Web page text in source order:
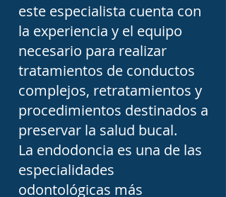
cuidadosamente los
conductos radiculares y
realiza un nuevo sellado
para aumentar las
probabilidades de
conservar el diente.
En algunas situaciones
este especialista cuenta con
la experiencia y el equipo
necesario para realizar
tratamientos de conductos
complejos, retratamientos y
procedimientos destinados a
preservar la salud bucal.
La endodoncia es una de las
especialidades
odontológicas más